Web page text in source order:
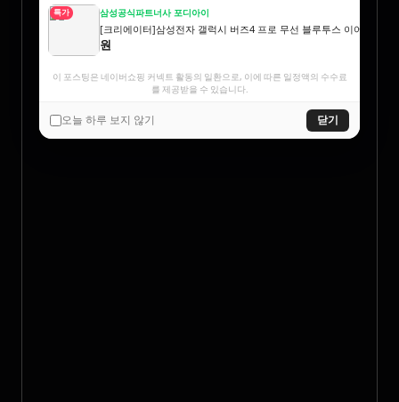
특가 삼성공식파트너사 포디아이
[크리에이터]삼성전자 갤럭시 버즈4 프로 무선 블루투스 이어폰 ANC
원
이 포스팅은 네이버쇼핑 커넥트 활동의 일환으로, 이에 따른 일정액의 수수료
를 제공받을 수 있습니다.
오늘 하루 보지 않기 닫기